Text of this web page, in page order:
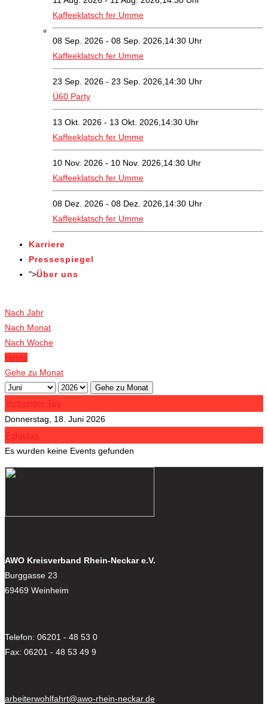
Kaffeeklatsch fer Umme
08 Sep. 2026 - 08 Sep. 2026,14:30 Uhr
Kaffeeklatsch fer Umme
23 Sep. 2026 - 23 Sep. 2026,14:30 Uhr
Ü60 Party
13 Okt. 2026 - 13 Okt. 2026,14:30 Uhr
Kaffeeklatsch fer Umme
10 Nov. 2026 - 10 Nov. 2026,14:30 Uhr
Kaffeeklatsch fer Umme
08 Dez. 2026 - 08 Dez. 2026,14:30 Uhr
Kaffeeklatsch fer Umme
Karriere
Pressespiegel
">Über uns
Nach Jahr
Nach Monat
Nach Woche
Heute
Gehe zu Monat
Gehe zu Monat
Vorheriger Tag
Donnerstag, 18. Juni 2026
Folgetag
Es wurden keine Events gefunden
AWO Kreisverband Rhein-Neckar e.V.
Burggasse 23
69469 Weinheim
Telefon: 06201 - 48 53 0
Fax: 06201 - 48 53 49 9
arbeiterwohlfahrt@awo-rhein-neckar.de